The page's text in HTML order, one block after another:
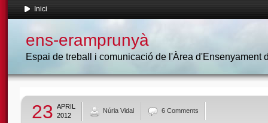
Inici
ens-eramprunyà
Espai de treball i comunicació de l'Àrea d'Ensenyament
23 APRIL
2012
Núria Vidal 6 Comments